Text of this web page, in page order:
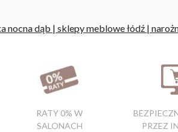
nocna dąb | sklepy meblowe łódź |
RATY 0% W
SALONACH
PRZEZ